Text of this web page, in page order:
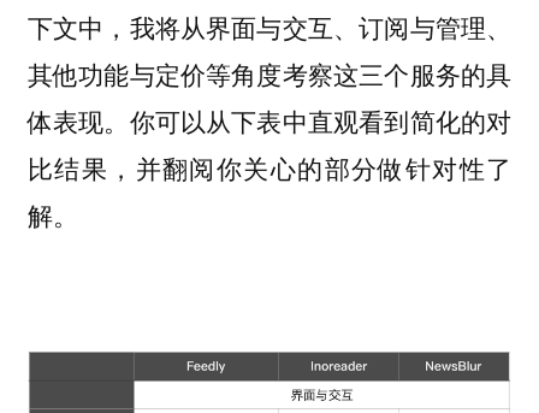
下文中，我将从界面与交互、订阅与管理、
其他功能与定价等角度考察这三个服务的具
体表现。你可以从下表中直观看到简化的对
比结果，并翻阅你关心的部分做针对性了
解。